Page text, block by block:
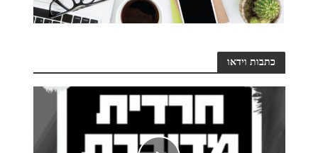
כתבות וידאו